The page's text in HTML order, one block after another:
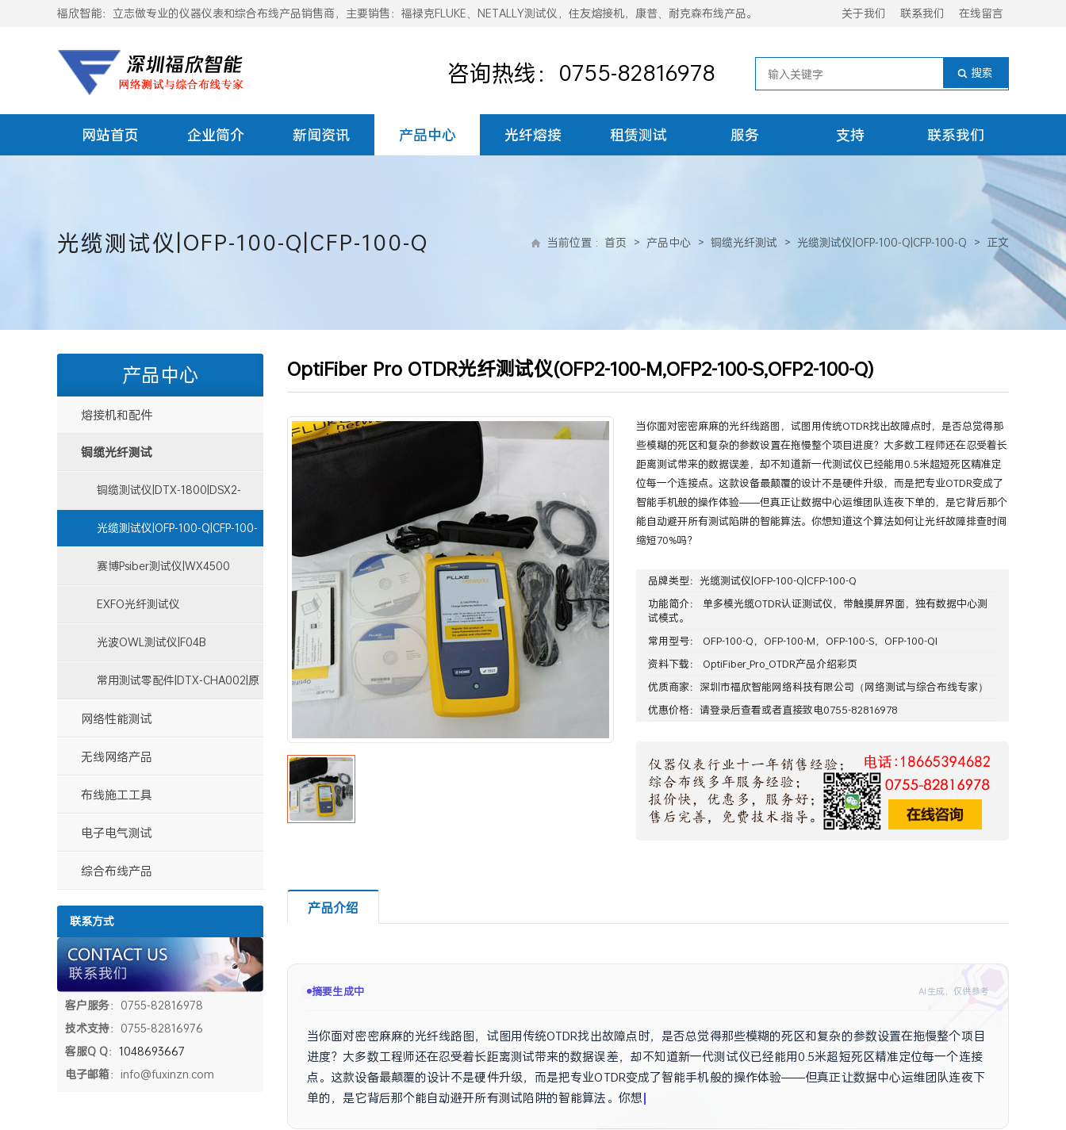
福欣智能：立志做专业的仪器仪表和综合布线产品销售商，主要销售：福禄克FLUKE、NETALLY测试仪，住友熔接机，康普、耐克森布线产品。 关于我们 联系我们 在线留言
咨询热线：0755-82816978
网站首页 企业简介 新闻资讯 产品中心 光纤熔接 租赁测试 服务 支持 联系我们
光缆测试仪|OFP-100-Q|CFP-100-Q 当前位置 : 首页 > 产品中心 > 铜缆光纤测试 > 光缆测试仪|OFP-100-Q|CFP-100-Q > 正文
OptiFiber Pro OTDR光纤测试仪(OFP2-100-M,OFP2-100-S,OFP2-100-Q)
当你面对密密麻麻的光纤线路图，试图用传统OTDR找出故障点时，是否总觉得那
些模糊的死区和复杂的参数设置在拖慢整个项目进度？大多数工程师还在忍受着长
距离测试带来的数据误差，却不知道新一代测试仪已经能用0.5米超短死区精准定
位每一个连接点。这款设备最颠覆的设计不是硬件升级，而是把专业OTDR变成了
智能手机般的操作体验——但真正让数据中心运维团队连夜下单的，是它背后那个
能自动避开所有测试陷阱的智能算法。你想知道这个算法如何让光纤故障排查时间
缩短70%吗？
品牌类型： 光缆测试仪|OFP-100-Q|CFP-100-Q
功能简介： 单多模光缆OTDR认证测试仪，带触摸屏界面，独有数据中心测
试模式。
常用型号： OFP-100-Q， OFP-100-M， OFP-100-S， OFP-100-QI
资料下载： OptiFiber_Pro_OTDR产品介绍彩页
优质商家： 深圳市福欣智能网络科技有限公司 （网络测试与综合布线专家）
优惠价格：请登录后查看或者直接致电0755-82816978
产品介绍
摘要已生成 AI生成，仅供参考
当你面对密密麻麻的光纤线路图，试图用传统OTDR找出故障点时，是否总觉得那些模糊的死区和复杂的参数设置在拖慢整个项目
进度？大多数工程师还在忍受着长距离测试带来的数据误差，却不知道新一代测试仪已经能用0.5米超短死区精准定位每一个连接
点。这款设备最颠覆的设计不是硬件升级，而是把专业OTDR变成了智能手机般的操作体验——但真正让数据中心运维团队连夜下
单的，是它背后那个能自动避开所有测试陷阱的智能算法。你想知道这个算法如何让光纤故障排查时间缩短70%吗？
产品中心
熔接机和配件
铜缆光纤测试
铜缆测试仪|DTX-1800|DSX2-
8000|DSX2-5000
光缆测试仪|OFP-100-Q|CFP-100-
赛博Psiber测试仪|WX4500
EXFO光纤测试仪
光波OWL测试仪|F04B
常用测试零配件|DTX-CHA002|原
装电池网络性能测试
无线网络产品
布线施工工具
电子电气测试
综合布线产品
联系方式
客户服务：0755-82816978
技术支持：0755-82816976
客服Q Q： 1048693667
电子邮箱：info@fuxinzn.com